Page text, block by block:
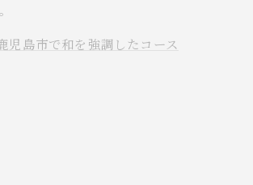
児島市で和を強調したコース